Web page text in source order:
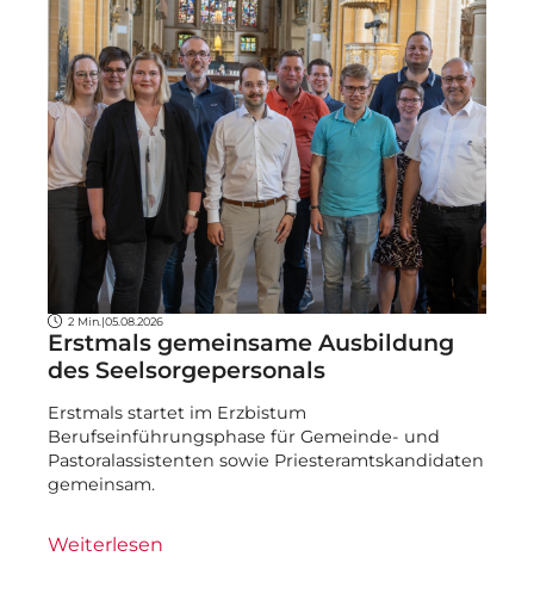
2 Min. |05.08.2026
Erstmals gemeinsame Ausbildung
des Seelsorgepersonals
Erstmals startet im Erzbistum
Berufseinführungsphase für Gemeinde- und
Pastoralassistenten sowie Priesteramtskandidaten
gemeinsam.
Weiterlesen